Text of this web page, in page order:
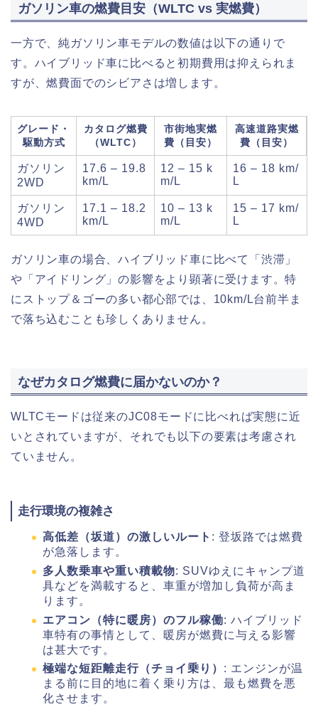
ガソリン車の燃費目安（WLTC vs 実燃費）
一方で、純ガソリン車モデルの数値は以下の通りで
す。ハイブリッド車に比べると初期費用は抑えられま
すが、燃費面でのシビアさは増します。
グレード・
駆動方式
カタログ燃費
（WLTC）
市街地実燃
費（目安）
高速道路実燃
費（目安）
ガソリン
2WD
17.6 – 19.8
km/L
12 – 15 k
m/L
16 – 18 km/
L
ガソリン
4WD
17.1 – 18.2
km/L
10 – 13 k
m/L
15 – 17 km/
L
ガソリン車の場合、ハイブリッド車に比べて「渋滞」
や「アイドリング」の影響をより顕著に受けます。特
にストップ＆ゴーの多い都心部では、10km/L台前半ま
で落ち込むことも珍しくありません。
なぜカタログ燃費に届かないのか？
WLTCモードは従来のJC08モードに比べれば実態に近
いとされていますが、それでも以下の要素は考慮され
ていません。
走行環境の複雑さ
高低差（坂道）の激しいルート : 登坂路では燃費
が急落します。
多人数乗車や重い積載物: SUVゆえにキャンプ道
具などを満載すると、車重が増加し負荷が高ま
ります。
エアコン（特に暖房）のフル稼働: ハイブリッド
車特有の事情として、暖房が燃費に与える影響
は甚大です。
極端な短距離走行（チョイ乗り） : エンジンが温
まる前に目的地に着く乗り方は、最も燃費を悪
化させます。